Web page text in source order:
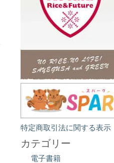
特定商取引法に関する表示
カテゴリー
電子書籍